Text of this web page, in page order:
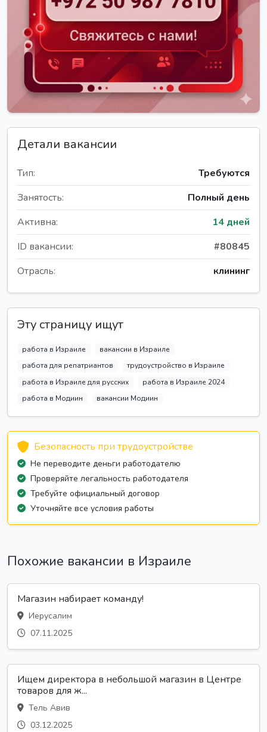
Детали вакансии
Тип:
Требуются
Занятость:
Полный день
Активна:
14 дней
ID вакансии:
#80845
Отрасль:
клининг
Эту страницу ищут
работа в Израиле
вакансии в Израиле
работа для репатриантов
трудоустройство в Израиле
работа в Израиле для русских
работа в Израиле 2024
работа в Модиин
вакансии Модиин
Безопасность при трудоустройстве
Не переводите деньги работодателю
Проверяйте легальность работодателя
Требуйте официальный договор
Уточняйте все условия работы
Похожие вакансии в Израиле
Магазин набирает команду!
Иерусалим
07.11.2025
Ищем директора в небольшой магазин в Центре
товаров для ж...
Тель Авив
03.12.2025